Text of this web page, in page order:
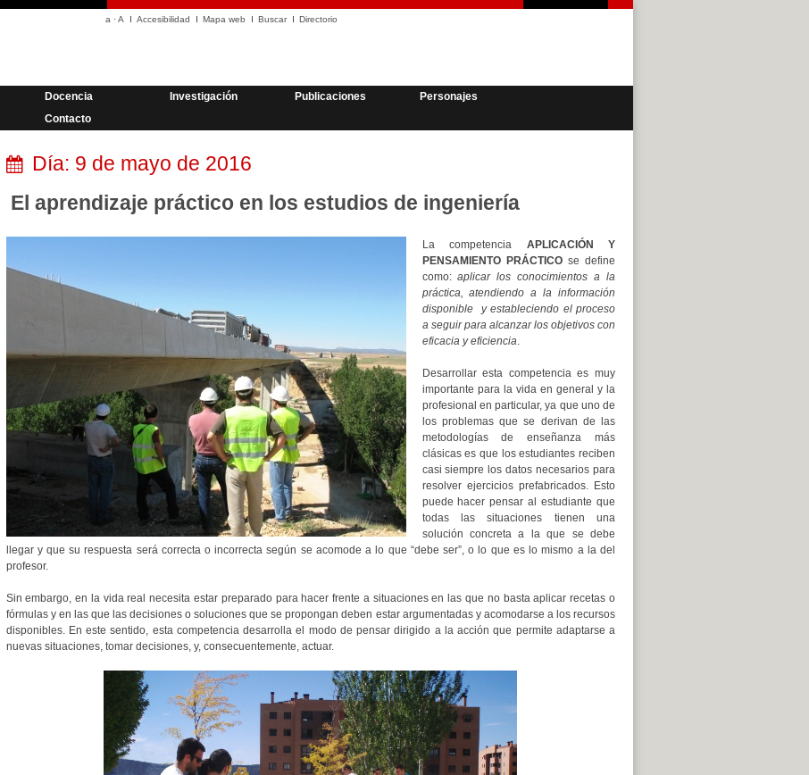
a ·A Accesibilidad Mapa web Buscar Directorio
Docencia Investigación Publicaciones
Personajes
Contacto
Día: 9 de mayo de 2016
El aprendizaje práctico en los estudios de ingeniería
La competencia APLICACIÓN Y
PENSAMIENTO PRÁCTICOse define
como:aplicar los conocimientos a la
práctica, atendiendo a la información
disponible y estableciendo el proceso
a seguir para alcanzar los objetivos con
eficacia y eficiencia.
Desarrollar esta competencia es muy
importante para la vida en general y la
profesional en particular, ya que uno de
los problemas que se derivan de las
metodologías de enseñanza más
clásicas es que los estudiantes reciben
casi siempre los datos necesarios para
resolver ejercicios prefabricados. Esto
puede hacer pensar al estudiante que
todas las situaciones tienen una
solución concreta a la que se debe
llegar y que su respuesta será correcta o incorrecta según se acomode a lo que “debe ser”, o lo que es lo mismo a la del
profesor.
Sin embargo, en la vida real necesita estar preparado para hacer frente a situaciones en las que no basta aplicar recetas o
fórmulas y en las que las decisiones o soluciones que se propongan deben estar argumentadas y acomodarse a los recursos
disponibles. En este sentido, esta competencia desarrolla el modo de pensar dirigido a la acción que permite adaptarse a
nuevas situaciones, tomar decisiones, y, consecuentemente, actuar.